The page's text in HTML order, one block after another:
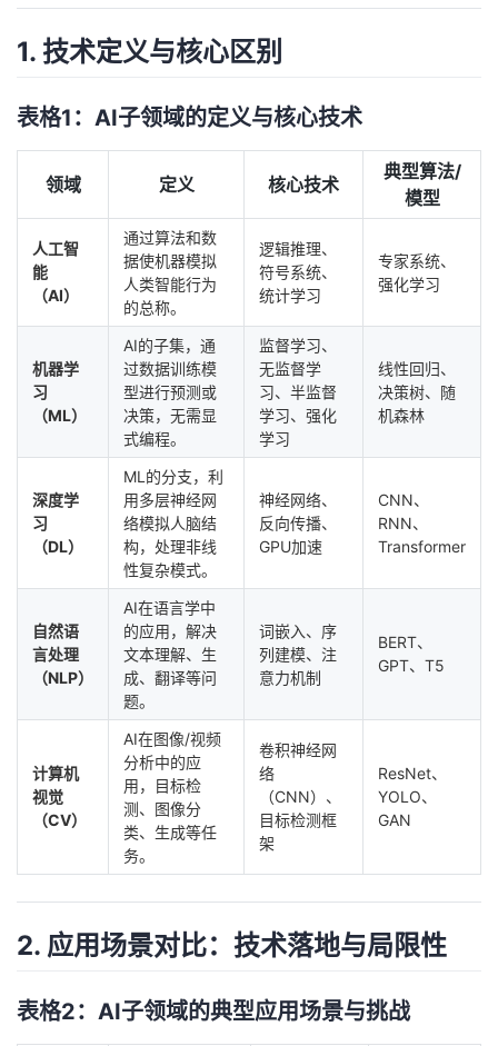
我
客
论
坛
的
圈
子
我
的
直
我
的
动
我
关
注
我
的
开
发
学
堂
的
我
证
实
验
的
收
我
的
Programs
我
的
持
我
技
持
的
建
议
1. 技术定义与核心区别
表格1：AI子领域的定义与核心技术
领域 定义 核心技术
典型算法/
模型
人工智
能
（AI）
通过算法和数
据使机器模拟
人类智能行为
的总称。
逻辑推理、
符号系统、
统计学习
专家系统、
强化学习
机器学
习
（ML）
AI的子集，通
过数据训练模
型进行预测或
决策，无需显
式编程。
监督学习、
无监督学
习、半监督
学习、强化
学习
线性回归、
决策树、随
机森林
深度学
习
（DL）
ML的分支，利
用多层神经网
络模拟人脑结
构，处理非线
性复杂模式。
神经网络、
反向传播、
GPU加速
CNN、
RNN、
Transformer
自然语
言处理
（NLP）
AI在语言学中
的应用，解决
文本理解、生
成、翻译等问
题。
词嵌入、序
列建模、注
意力机制
BERT、
GPT、T5
计算机
视觉
（CV）
AI在图像/视频
分析中的应
用，目标检
测、图像分
类、生成等任
务。
卷积神经网
络
（CNN）、
目标检测框
架
ResNet、
YOLO、
GAN
2. 应用场景对比：技术落地与局限性
表格2：AI子领域的典型应用场景与挑战